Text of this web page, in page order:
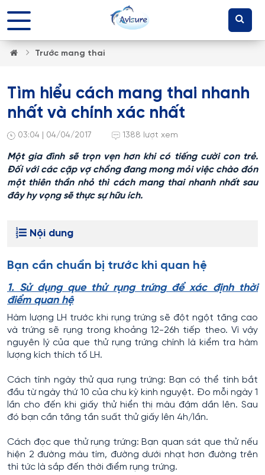
Trước mang thai
Tìm hiểu cách mang thai nhanh
nhất và chính xác nhất
03:04 | 04/04/2017 1388 lượt xem
Một gia đình sẽ trọn vẹn hơn khi có tiếng cười con trẻ.
Đối với các cặp vợ chồng đang mong mỏi việc chào đón
một thiên thần nhỏ thì cách mang thai nhanh nhất sau
đây hy vọng sẽ thực sự hữu ích.
Nội dung
Bạn cần chuẩn bị trước khi quan hệ
1. Sử dụng que thử rụng trứng để xác định thời
điểm quan hệ
Hàm lượng LH trước khi rụng trứng sẽ đột ngột tăng cao
và trứng sẽ rụng trong khoảng 12-26h tiếp theo. Vì vậy
nguyên lý của que thử rụng trứng chính là kiểm tra hàm
lượng kích thích tố LH.
Cách tính ngày thử qua rụng trứng: Bạn có thể tính bắt
đầu từ ngày thứ 10 của chu kỳ kinh nguyệt. Đo mỗi ngày 1
lần cho đến khi giấy thử hiển thị màu đậm dần lên. Sau
đó bạn cần tăng tần suất thử giấy lên 4h/lần.
Cách đọc que thử rụng trứng: Bạn quan sát que thử nếu
hiện 2 đường màu tím, đường dưới nhạt hơn đường trên
thì tức là sắp đến thời điểm rụng trứng.